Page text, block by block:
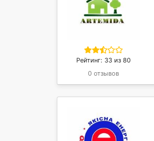
Рейтинг: 33 из 80
0 отзывов